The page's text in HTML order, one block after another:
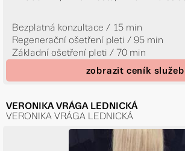
Bezplatná konzultace / 15 min
Regenerační ošetření pleti / 95 min
Základní ošetření pleti / 70 min
zobrazit ceník služeb
VERONIKA VRÁGA LEDNICKÁ
VERONIKA VRÁGA LEDNICKÁ